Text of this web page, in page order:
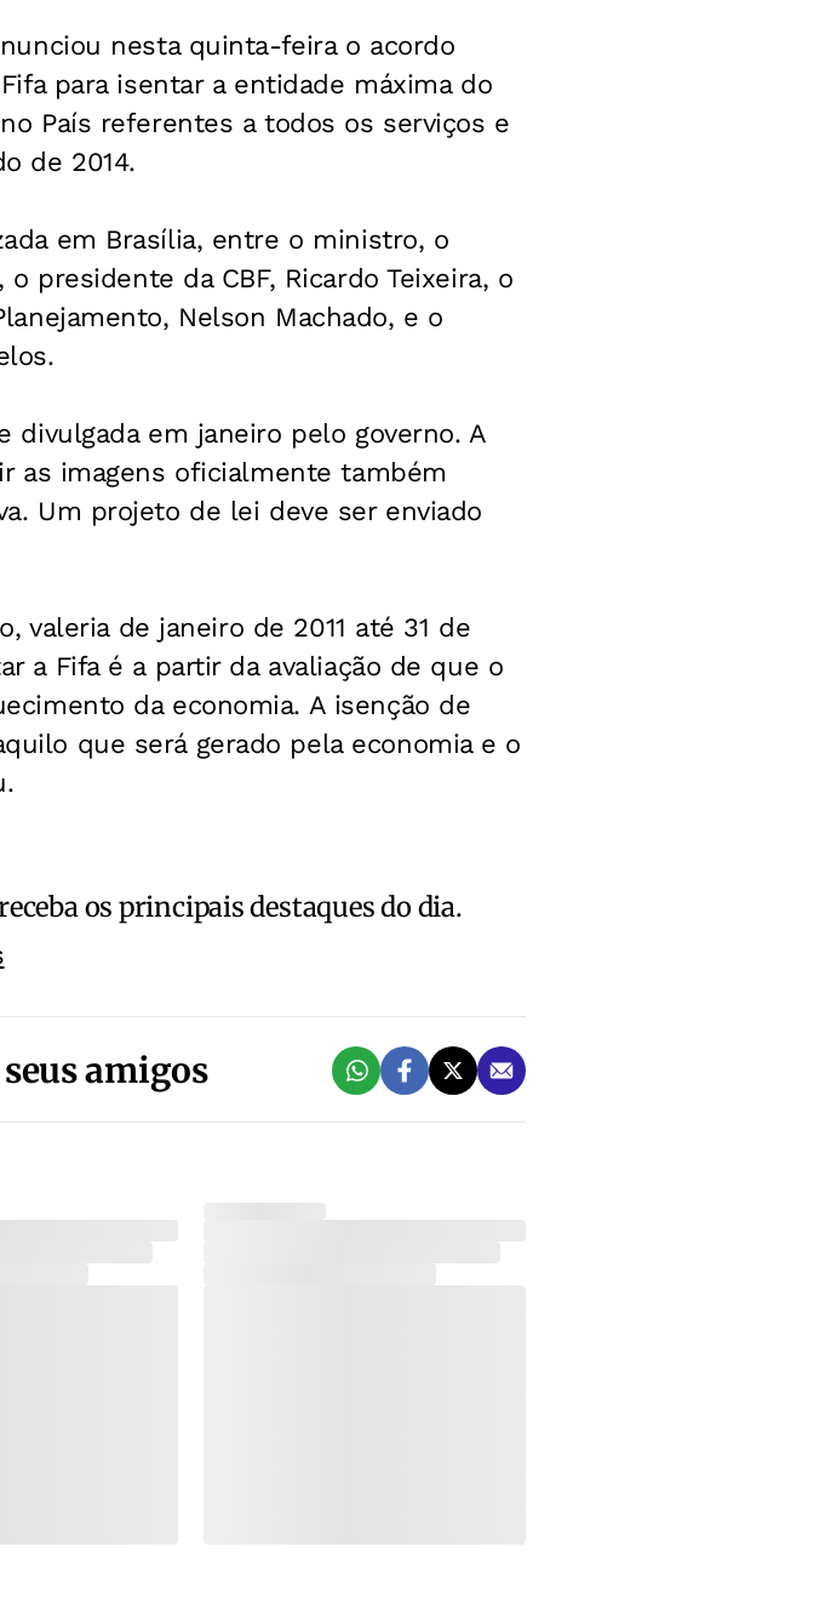
nesta quinta-feira o acordo
para isentar a entidade máxima do
País referentes a todos os serviços e
de 2014.
em Brasília, entre o ministro, o
presidente da CBF, Ricardo Teixeira, o
Nelson Machado, e o
em janeiro pelo governo. A
as imagens oficialmente também
Um projeto de lei deve ser enviado
valeria de janeiro de 2011 até 31 de
a Fifa é a partir da avaliação de que o
da economia. A isenção de
que será gerado pela economia e o
os principais destaques do dia.
amigos